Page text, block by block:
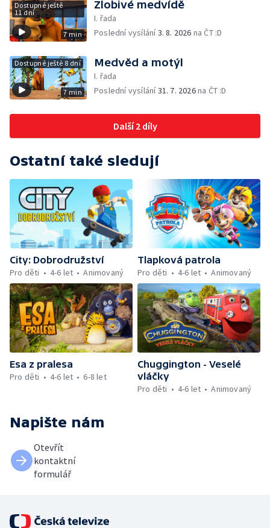
Dostupné ještě
11 dní
7 min
Zlobivé medvídě
I. řada
Poslední vysílání3. 8. 2026 na ČT :D
Dostupné ještě 8 dní
7 min
Medvěd a motýl
I. řada
Poslední vysílání31. 7. 2026na ČT :D
Další 2 díly
Ostatní také sledují
City: Dobrodružství
Pro děti
4-6 let Animovaný
Tlapková patrola
Pro děti
4-6 let Animovaný
Esa z pralesa
Pro děti
4-6 let 6-8 let
Chuggington - Veselé
vláčky
Pro děti
4-6 let Animovaný
Napište nám
Otevřít
kontaktní
formulář